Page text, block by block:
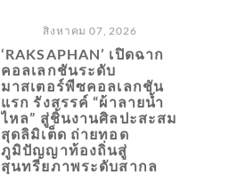
สิงหาคม 07, 2026
‘RAKSAPHAN’ เปิดฉาก
คอลเลกชันระดับ
มาสเตอร์พีซคอลเลกชัน
แรก รังสรรค์ “ผ้าลายน้ำ
ไหล” สู่ชิ้นงานศิลปะสะสม
สุดลิมิเต็ด ถ่ายทอด
ภูมิปัญญาท้องถิ่นสู่
สุนทรียภาพระดับสากล